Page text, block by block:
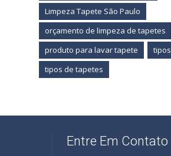
Limpeza Tapete São Paulo
orçamento de limpeza de tapetes
produto para lavar tapete
tipos de tapetes
Entre Em Contato